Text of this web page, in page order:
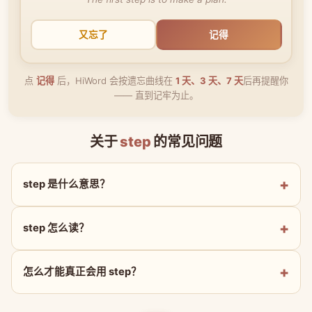
又忘了 记得
点 记得后，HiWord 会按遗忘曲线在 1 天、3 天、7 天后再提醒你
—— 直到记牢为止。
关于step 的常见问题
step 是什么意思？
step 怎么读？
怎么才能真正会用 step？